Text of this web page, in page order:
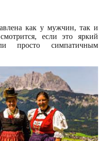
как у мужчин, так и
если это яркий
просто симпатичным